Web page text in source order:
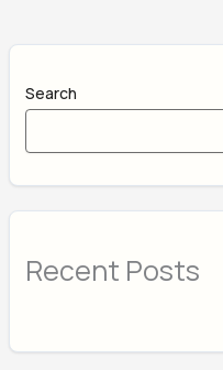
Search
Recent Posts